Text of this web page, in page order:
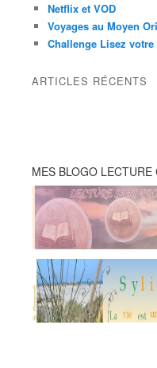
Netflix et VOD
Voyages au Moyen
Challenge Lisez
ARTICLES RÉCENTS
MES BLOGO LECTURE